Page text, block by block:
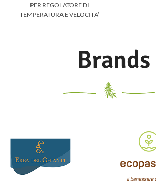
PER REGOLATORE DI
TEMPERATURA E VELOCITA’
Brands